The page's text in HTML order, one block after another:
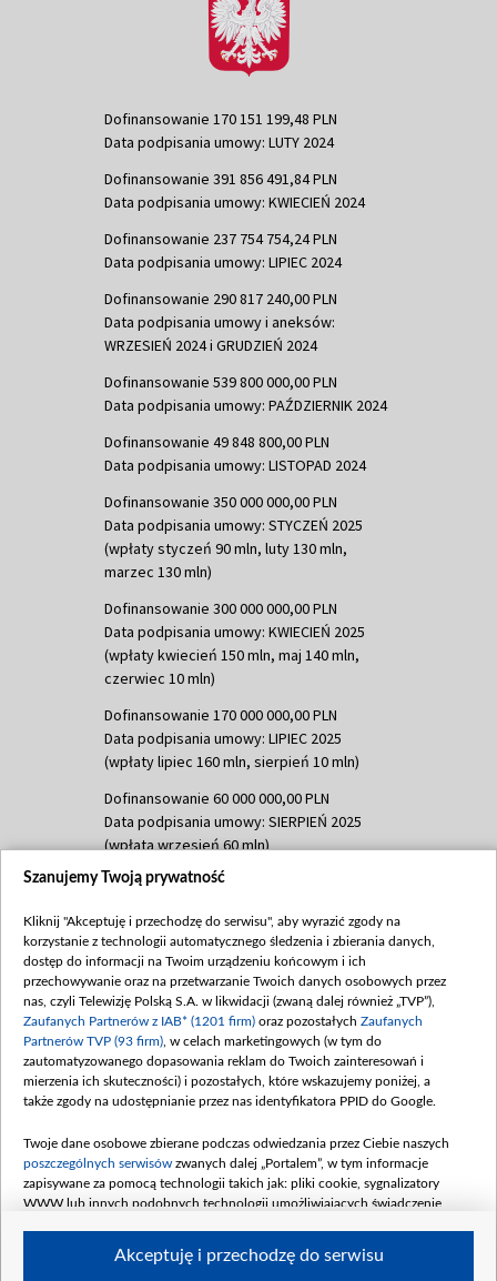
Dofinansowanie 170 151 199,48 PLN
Data podpisania umowy: LUTY 2024
Dofinansowanie 391 856 491,84 PLN
Data podpisania umowy: KWIECIEŃ 2024
Dofinansowanie 237 754 754,24 PLN
Data podpisania umowy: LIPIEC 2024
Dofinansowanie 290 817 240,00 PLN
Data podpisania umowy i aneksów:
WRZESIEŃ 2024 i GRUDZIEŃ 2024
Dofinansowanie 539 800 000,00 PLN
Data podpisania umowy: PAŹDZIERNIK 2024
Dofinansowanie 49 848 800,00 PLN
Data podpisania umowy: LISTOPAD 2024
Dofinansowanie 350 000 000,00 PLN
Data podpisania umowy: STYCZEŃ 2025
(wpłaty styczeń 90 mln, luty 130 mln,
marzec 130 mln)
Dofinansowanie 300 000 000,00 PLN
Data podpisania umowy: KWIECIEŃ 2025
(wpłaty kwiecień 150 mln, maj 140 mln,
czerwiec 10 mln)
Dofinansowanie 170 000 000,00 PLN
Data podpisania umowy: LIPIEC 2025
(wpłaty lipiec 160 mln, sierpień 10 mln)
Dofinansowanie 60 000 000,00 PLN
Data podpisania umowy: SIERPIEŃ 2025
(wpłata wrzesień 60 mln)
Dofinansowanie 635 783 051,21 PLN
(wpłata wrzesień 100 mln, październik 350
mln, listopad 265 mln)
Dofinansowanie 48 862 000,00 PLN
Data podpisania umowy: GRUDZIEŃ 2025
(wpłata grudzień 60,548 mln)
Dofinansowanie 900 000 000,00 PLN
Data podpisania umowy: LUTY 2026 (wpłata
kwiecień 180 mln, 7 maja 180 mln, 8
czerwca 90 mln)
Dofinansowanie 250 000 000,00 PLN
4 sierpnia 250 mln
Szanujemy Twoją prywatność
Kliknij "Akceptuję i przechodzę do serwisu", aby wyrazić zgody na
korzystanie z technologii automatycznego śledzenia i zbierania danych,
dostęp do informacji na Twoim urządzeniu końcowym i ich
przechowywanie oraz na przetwarzanie Twoich danych osobowych przez
nas, czyli Telewizję Polską S.A. w likwidacji (zwaną dalej również „TVP”),
Zaufanych Partnerów z IAB* (1201 firm) oraz pozostałych Zaufanych
Partnerów TVP (93 firm) , w celach marketingowych (w tym do
zautomatyzowanego dopasowania reklam do Twoich zainteresowań i
mierzenia ich skuteczności) i pozostałych, które wskazujemy poniżej, a
także zgody na udostępnianie przez nas identyfikatora PPID do Google.
Twoje dane osobowe zbierane podczas odwiedzania przez Ciebie naszych
poszczególnych serwisów zwanych dalej „Portalem”, w tym informacje
zapisywane za pomocą technologii takich jak: pliki cookie, sygnalizatory
WWW lub innych podobnych technologii umożliwiających świadczenie
Akceptuję i przechodzę do serwisu